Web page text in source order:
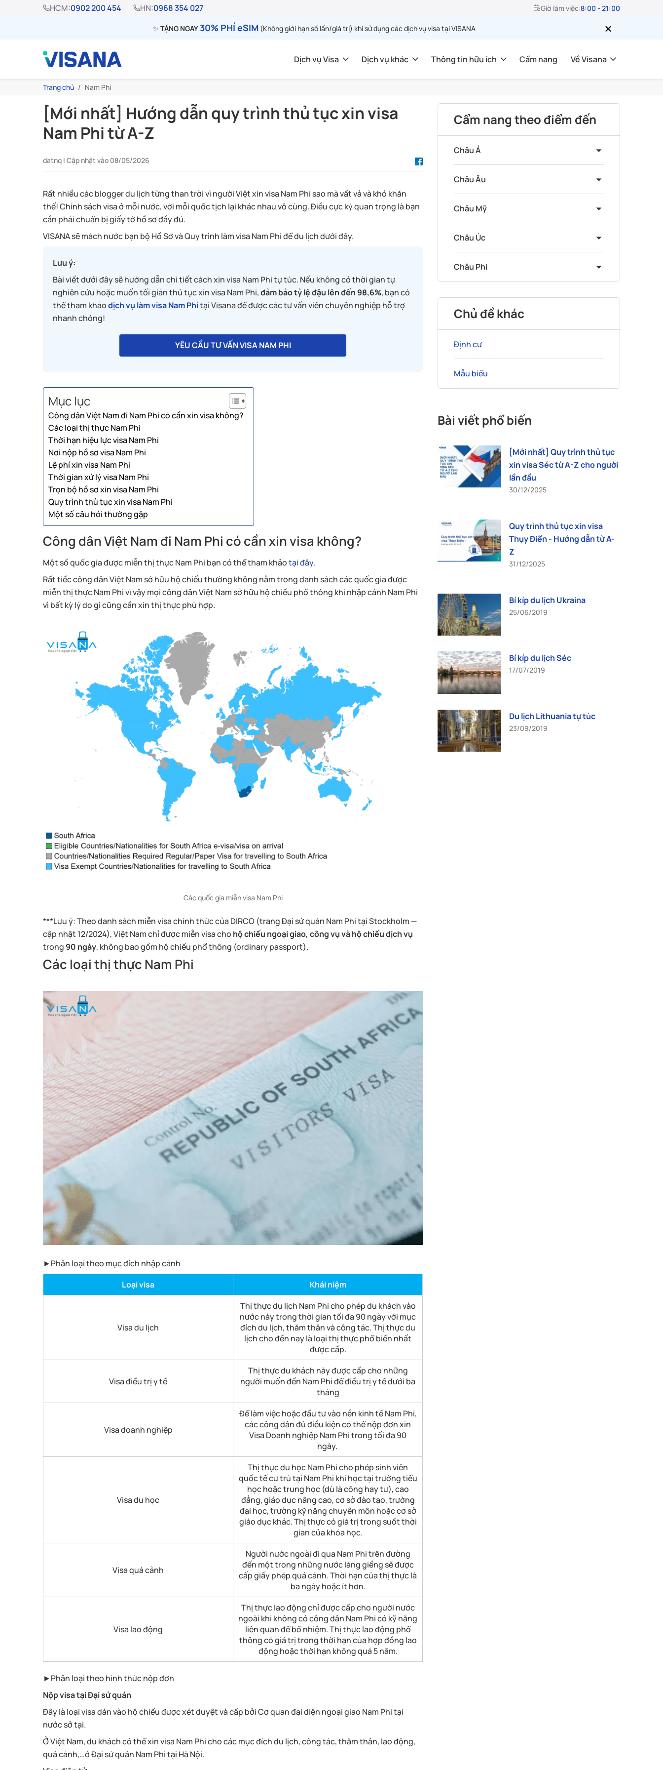
HCM:0902 200 454 HN:0968 354 027 Giờ làm việc:8:00 - 21:00
✨ TẶNG NGAY30% PHÍ eSIM (Không giới hạn số lần/giá trị) khi sử dụng các dịch vụ visa tại VISANA
Dịch vụ Visa Dịch vụ khác Thông tin hữu ích Cẩm nang Về Visana
Trang chủ Nam Phi
[Mới nhất] Hướng dẫn quy trình thủ tục xin visa
Nam Phi từ A-Z
datnq | Cập nhật vào 08/05/2026
Rất nhiều các blogger du lịch từng than trời vì người Việt xin visa Nam Phi sao mà vất vả và khó khăn
thế! Chính sách visa ở mỗi nước, với mỗi quốc tịch lại khác nhau vô cùng. Điều cực kỳ quan trọng là bạn
cần phải chuẩn bị giấy tờ hồ sơ đầy đủ.
VISANA sẽ mách nước bạn bộ Hồ Sơ và Quy trình làm visa Nam Phi để du lịch dưới đây.
Lưu ý:
Bài viết dưới đây sẽ hướng dẫn chi tiết cách xin visa Nam Phi tự túc. Nếu không có thời gian tự
nghiên cứu hoặc muốn tối giản thủ tục xin visa Nam Phi,đảm bảo tỷ lệ đậu lên đến 98,6%, bạn có
thể tham khảodịch vụ làm visa Nam Phitại Visana để được các tư vấn viên chuyên nghiệp hỗ trợ
nhanh chóng!
YÊU CẦU TƯ VẤN VISA NAM PHI
Mục lục
Công dân Việt Nam đi Nam Phi có cần xin visa không?
Các loại thị thực Nam Phi
Thời hạn hiệu lực visa Nam Phi
Nơi nộp hồ sơ visa Nam Phi
Lệ phí xin visa Nam Phi
Thời gian xử lý visa Nam Phi
Trọn bộ hồ sơ xin visa Nam Phi
Quy trình thủ tục xin visa Nam Phi
Một số câu hỏi thường gặp
Công dân Việt Nam đi Nam Phi có cần xin visa không?
Một số quốc gia được miễn thị thực Nam Phi bạn có thể tham khảotại đây.
Rất tiếc công dân Việt Nam sở hữu hộ chiếu thường không nằm trong danh sách các quốc gia được
miễn thị thực Nam Phi vì vậy mọi công dân Việt Nam sở hữu hộ chiếu phổ thông khi nhập cảnh Nam Phi
vì bất kỳ lý do gì cũng cần xin thị thực phù hợp.
Các quốc gia miễn visa Nam Phi
***Lưu ý: Theo danh sách miễn visa chính thức của DIRCO (trang Đại sứ quán Nam Phi tại Stockholm —
cập nhật 12/2024), Việt Nam chỉ được miễn visa cho hộ chiếu ngoại giao, công vụ và hộ chiếu dịch vụ
trong 90 ngày, không bao gồm hộ chiếu phổ thông (ordinary passport).
Các loại thị thực Nam Phi
►Phân loại theo mục đích nhập cảnh
Loại visa
Khái niệm
Visa du lịch
Thị thực du lịch Nam Phi cho phép du khách vào
nước này trong thời gian tối đa 90 ngày với mục
đích du lịch, thăm thân và công tác. Thị thực du
lịch cho đến nay là loại thị thực phổ biến nhất
được cấp.
Visa điều trị y tế
Thị thực du khách này được cấp cho những
người muốn đến Nam Phi để điều trị y tế dưới ba
tháng
Visa doanh nghiệp
Để làm việc hoặc đầu tư vào nền kinh tế Nam Phi,
các công dân đủ điều kiện có thể nộp đơn xin
Visa Doanh nghiệp Nam Phi trong tối đa 90
ngày.
Visa du học
Thị thực du học Nam Phi cho phép sinh viên
quốc tế cư trú tại Nam Phi khi học tại trường tiểu
học hoặc trung học (dù là công hay tư), cao
đẳng, giáo dục nâng cao, cơ sở đào tạo, trường
đại học, trường kỹ năng chuyên môn hoặc cơ sở
giáo dục khác. Thị thực có giá trị trong suốt thời
gian của khóa học.
Visa quá cảnh
Người nước ngoài đi qua Nam Phi trên đường
đến một trong những nước láng giềng sẽ được
cấp giấy phép quá cảnh. Thời hạn của thị thực là
ba ngày hoặc ít hơn.
Visa lao động
Thị thực lao động chỉ được cấp cho người nước
ngoài khi không có công dân Nam Phi có kỹ năng
liên quan để bổ nhiệm. Thị thực lao động phổ
thông có giá trị trong thời hạn của hợp đồng lao
động hoặc thời hạn không quá 5 năm.
►Phân loại theo hình thức nộp đơn
Nộp visa tại Đại sứ quán
Đây là loại visa dán vào hộ chiếu được xét duyệt và cấp bởi Cơ quan đại diện ngoại giao Nam Phi tại
nước sở tại.
Ở Việt Nam, du khách có thể xin visa Nam Phi cho các mục đích du lịch, công tác, thăm thân, lao động,
quá cảnh,…ở Đại sứ quán Nam Phi tại Hà Nội.
Cẩm nang theo điểm đến
Châu Á
Châu Âu
Châu Mỹ
Châu Úc
Châu Phi
Chủ đề khác
Định cư
Mẫu biểu
Bài viết phổ biến
[Mới nhất] Quy trình thủ tục
xin visa Séc từ A-Z cho người
lần đầu
30/12/2025
Quy trình thủ tục xin visa
Thụy Điển - Hướng dẫn từ A-
Z
31/12/2025
Bí kíp du lịch Ukraina
25/06/2019
Bí kíp du lịch Séc
17/07/2019
Du lịch Lithuania tự túc
23/09/2019